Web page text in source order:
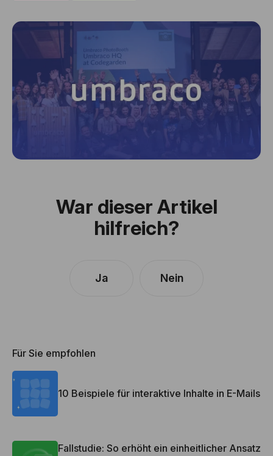
War dieser Artikel
hilfreich?
Ja Nein
Für Sie empfohlen
10 Beispiele für interaktive Inhalte in E-Mails
Fallstudie: So erhöht ein einheitlicher Ansatz